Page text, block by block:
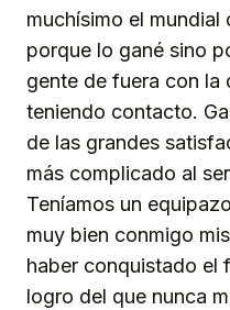
muchísimo el
porque lo gané sino
gente de fuera con la
teniendo contacto.
de las grandes
más complicado al
Teníamos un
muy bien conmigo
haber conquistado el
logro del que nunca